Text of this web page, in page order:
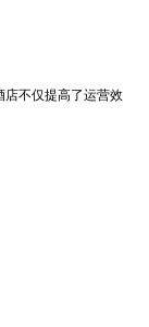
不仅提高了运营效